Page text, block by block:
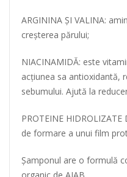
ARGININA ȘI VALINA:
creșterea părului;
NIACINAMIDĂ: este
acțiunea sa antioxidantă,
sebumului. Ajută la
PROTEINE
de formare a unui film
Șamponul are o formulă